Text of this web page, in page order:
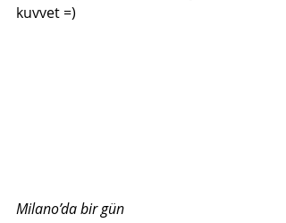
kuvvet =)
Milano’da bir gün